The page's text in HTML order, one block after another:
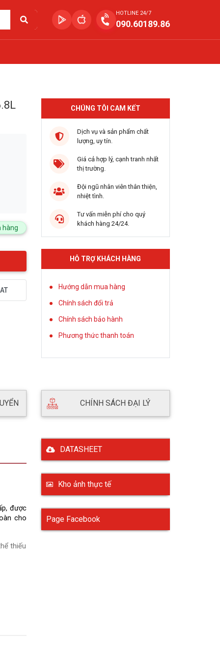
HOTLINE 24/7
090.60189.86
hàng
CHÚNG TÔI CAM KẾT
Dịch vụ và sản phẩm chất
lượng, uy tín.
Giá cả hợp lý, cạnh tranh nhất
thị trường.
Đội ngũ nhân viên thân thiện,
nhiệt tình.
Tư vấn miễn phí cho quý
khách hàng 24/24.
HỖ TRỢ KHÁCH HÀNG
Hướng dẫn mua hàng
Chính sách đổi trả
Chính sách bảo hành
Phương thức thanh toán
CHÍNH SÁCH ĐẠI LÝ
được
cho
thiếu
DATASHEET
Kho ảnh thực tế
Page Facebook